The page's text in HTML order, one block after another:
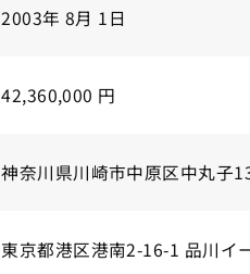
2003年 8月 1日
42,360,000 円
神奈川県川崎市中原区中丸子
東京都港区港南2-16-1 品川イ